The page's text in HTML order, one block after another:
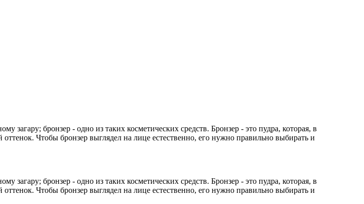
загару; бронзер - одно из таких косметических средств. Бронзер - это пудра, которая, в
Чтобы бронзер выглядел на лице естественно, его нужно правильно выбирать и
загару; бронзер - одно из таких косметических средств. Бронзер - это пудра, которая, в
Чтобы бронзер выглядел на лице естественно, его нужно правильно выбирать и